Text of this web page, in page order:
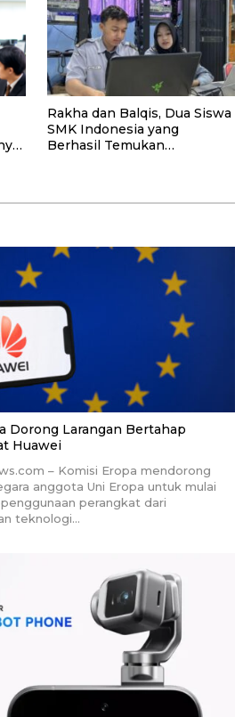
Rakha dan Balqis, Dua Siswa
SMK Indonesia yang
Berhasil Temukan
Dorong Larangan Bertahap
Huawei
– Komisi Eropa mendorong
anggota Uni Eropa untuk mulai
perangkat dari
teknologi…